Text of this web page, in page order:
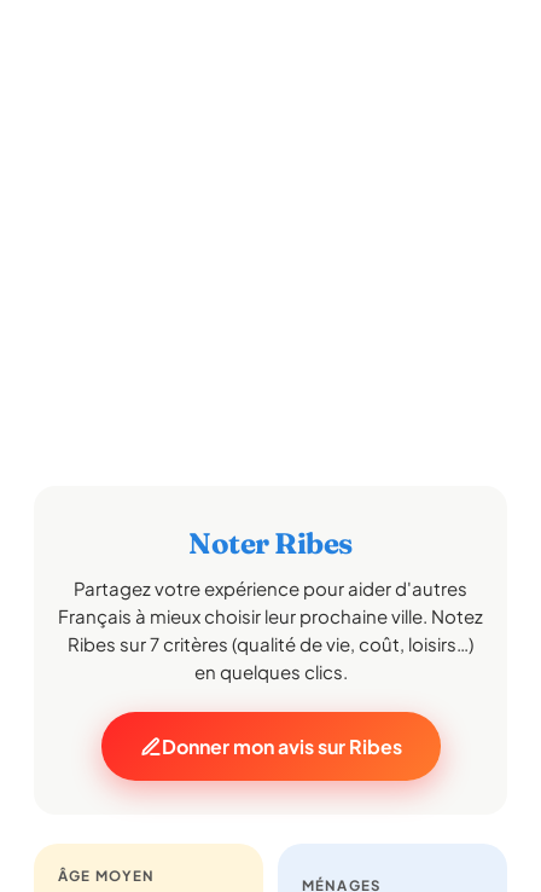
Noter Ribes
Partagez votre expérience pour aider d'autres
Français à mieux choisir leur prochaine ville. Notez
Ribes sur 7 critères (qualité de vie, coût, loisirs…)
en quelques clics.
Donner mon avis sur Ribes
ÂGE MOYEN
MÉNAGES